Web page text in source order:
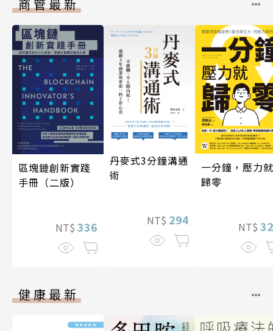
商管最新
區塊鏈創新實踐
手冊（二版）
NT$ 336
丹麥式3分鐘溝通
術
NT$ 294
一分鐘，壓力就
歸零
NT$
健康最新